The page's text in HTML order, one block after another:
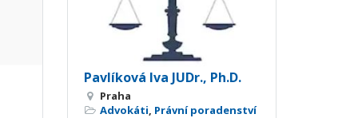
Pavlíková Iva JUDr., Ph.D.
Praha
Advokáti, Právní poradenství